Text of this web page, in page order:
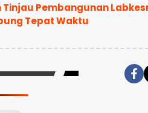
Pembangunan
Tepat Waktu